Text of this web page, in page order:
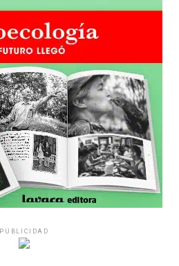
PUBLICIDAD